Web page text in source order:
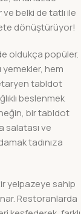
belki de tatlı ile
dönüştürüyor!
oldukça popüler.
yemekler, hem
tabldot
beslenmek
bir tabldot
salatası ve
tadınıza
yelpazeye sahip
Restoranlarda